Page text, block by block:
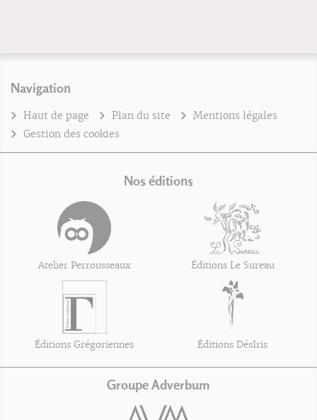
Navigation
Haut de page Plan du site
Mentions légales
Gestion des cookies
Nos éditions
Atelier Perrousseaux Éditions Le Sureau
Éditions Grégoriennes Éditions DésIris
Groupe Adverbum